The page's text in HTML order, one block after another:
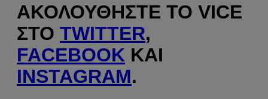
ΑΚΟΛΟΥΘΉΣΤΕ ΤΟ VICE
ΣΤΟ TWITTER,
FACEBOOK ΚΑΙ
INSTAGRAM.